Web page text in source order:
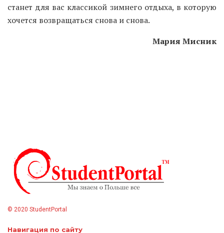
станет для вас классикой зимнего отдыха, в которую
хочется возвращаться снова и снова.
Мария Мисник
© 2020 StudentPortal
Навигация по сайту